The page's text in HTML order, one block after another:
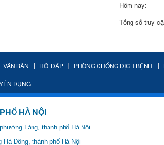
Hôm nay:
Tổng số truy
VĂN BẢN HỎI ĐÁP PHÒNG CHỐNG DỊCH BỆNH
DỤNG
HÀ NỘI
Láng, thành phố Hà Nội
thành phố Hà Nội